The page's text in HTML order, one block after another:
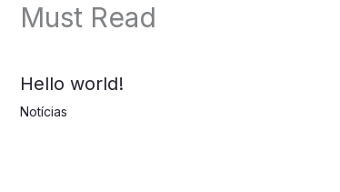
Must Read
Hello world!
Notícias